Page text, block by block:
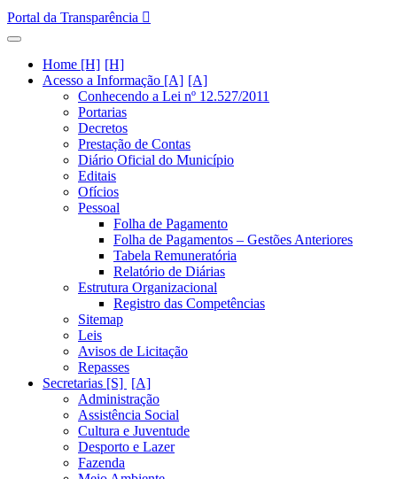
Portal da Transparência
Home [H]
Acesso a Informação [A]
Conhecendo a Lei nº 12.527/2011
Portarias
Decretos
Prestação de Contas
Diário Oficial do Município
Editais
Ofícios
Pessoal
Folha de Pagamento
Folha de Pagamentos – Gestões Anteriores
Tabela Remuneratória
Relatório de Diárias
Estrutura Organizacional
Registro das Competências
Sitemap
Leis
Avisos de Licitação
Repasses
Secretarias [S]
Administração
Assistência Social
Cultura e Juventude
Desporto e Lazer
Fazenda